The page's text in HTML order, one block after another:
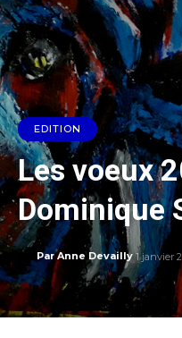
EDITION
Les voeux
Dominique
Par Anne Devailly 1 janvier